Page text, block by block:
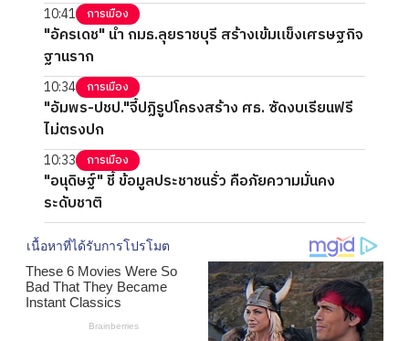
10:41 การเมือง
"อัครเดช" นำ กมธ.ลุยราชบุรี สร้างเข้มแข็งเศรษฐกิจ
ฐานราก
10:34 การเมือง
"อัมพร-ปชป."จี้ปฏิรูปโครงสร้าง ศธ. ซัดงบเรียนฟรี
ไม่ตรงปก
10:33 การเมือง
"อนุดิษฐ์" ชี้ ข้อมูลประชาชนรั่ว คือภัยความมั่นคง
ระดับชาติ